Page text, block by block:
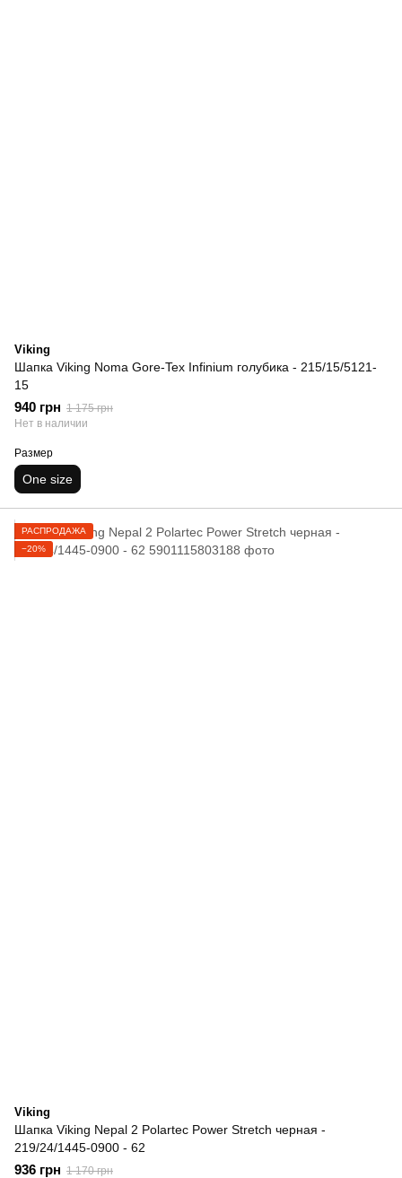
Viking
Шапка Viking Noma Gore-Tex Infinium голубика - 215/15/5121-
15
940 грн 1 175 грн
Нет в наличии
Размер
One size
РАСПРОДАЖА
−20%
Viking
Шапка Viking Nepal 2 Polartec Power Stretch черная -
219/24/1445-0900 - 62
936 грн 1 170 грн